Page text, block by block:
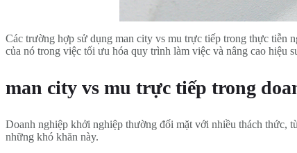
Các trường hợp sử dụng man city vs mu trực tiếp trong thực tiễn
của nó trong việc tối ưu hóa quy trình làm việc và nâng cao hiệu
man city vs mu trực tiếp trong
Doanh nghiệp khởi nghiệp thường đối mặt với nhiều thách thức,
những khó khăn này.